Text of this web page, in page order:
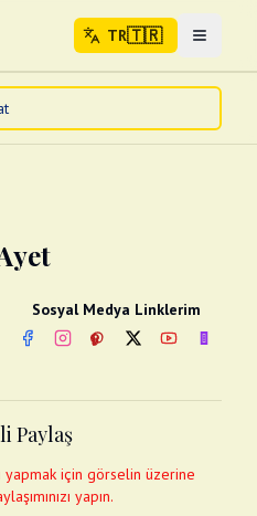
TR🇹🇷 Menuyu
Ana Sayfa
Diğer
Abdest Videoları
Fotograflar
Sosyal Medya Linklerim
FacebookInstagram
PinterestTwitterYouTube
Paylaş
yapmak için görselin üzerine
yapın.